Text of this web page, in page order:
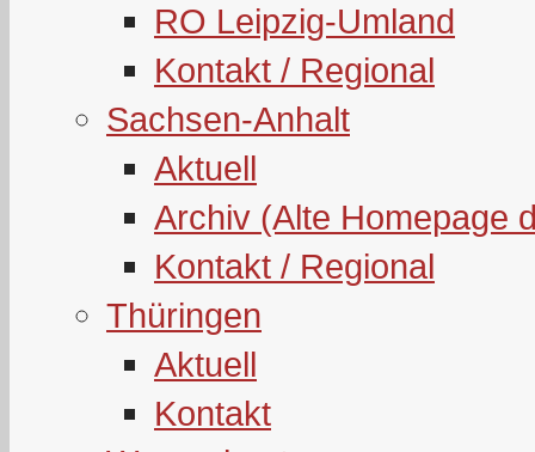
RO Leipzig-Umland
Kontakt / Regional
Sachsen-Anhalt
Aktuell
Archiv (Alte Homepage
Kontakt / Regional
Thüringen
Aktuell
Kontakt